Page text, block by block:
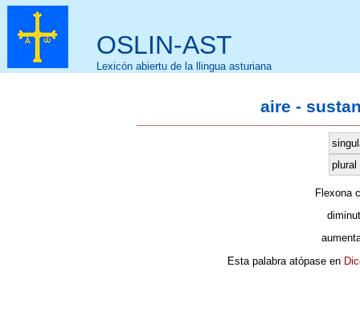
OSLIN-AST
Lexicón abiertu de la llingua asturiana
aire -
plural
Flexona
Esta palabra atópase en